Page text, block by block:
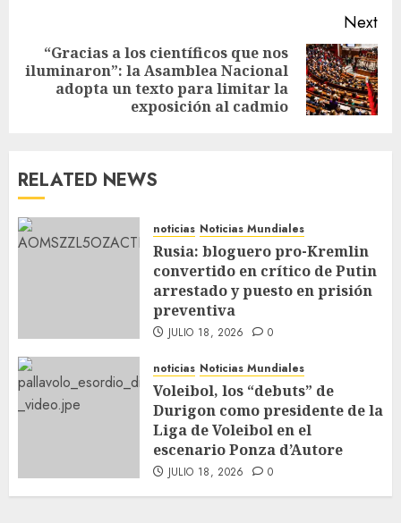
Next
“Gracias a los científicos que nos
iluminaron”: la Asamblea Nacional
adopta un texto para limitar la
exposición al cadmio
RELATED NEWS
noticias Noticias Mundiales
Rusia: bloguero pro-Kremlin
convertido en crítico de Putin
arrestado y puesto en prisión
preventiva
JULIO 18, 2026 0
noticias Noticias Mundiales
Voleibol, los “debuts” de
Durigon como presidente de la
Liga de Voleibol en el
escenario Ponza d’Autore
JULIO 18, 2026 0